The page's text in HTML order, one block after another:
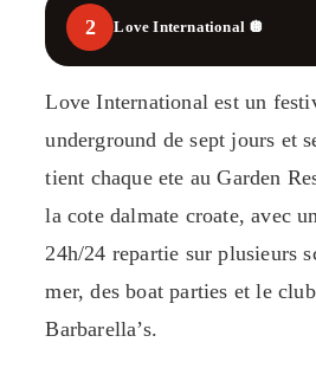
2 Love International 🪩
Love International est un
underground de sept jours et
tient chaque ete au Garden
la cote dalmate croate, avec
24h/24 repartie sur plusieurs
mer, des boat parties et le
Barbarella’s.